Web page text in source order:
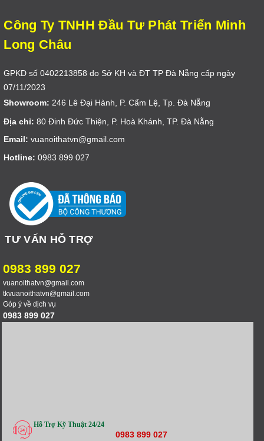
Công Ty TNHH Đầu Tư Phát Triển Minh
Long Châu
GPKD số 0402213858 do Sở KH và ĐT TP Đà Nẵng cấp ngày
07/11/2023
Showroom: 246 Lê Đại Hành, P. Cẩm Lệ, Tp. Đà Nẵng
Địa chỉ: 80 Đinh Đức Thiện, P. Hoà Khánh, TP. Đà Nẵng
Email: vuanoithatvn@gmail.com
Hotline: 0983 899 027
TƯ VẤN HỖ TRỢ
0983 899 027
vuanoithatvn@gmail.com
tkvuanoithatvn@gmail.com
Góp ý về dịch vụ
0983 899 027
Hỗ Trợ Kỹ Thuật 24/24
0983 899 027